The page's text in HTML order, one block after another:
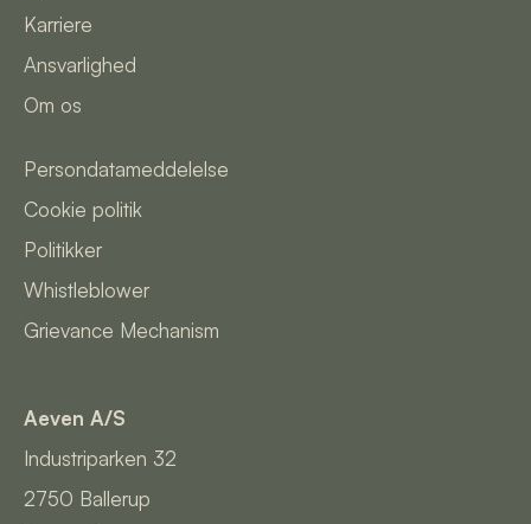
Karriere
Ansvarlighed
Om os
Persondatameddelelse
Cookie politik
Politikker
Whistleblower
Grievance Mechanism
Aeven A/S
Industriparken 32
2750 Ballerup